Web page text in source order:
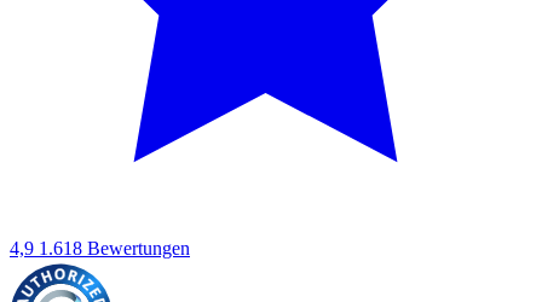
4,9 1.618 Bewertungen